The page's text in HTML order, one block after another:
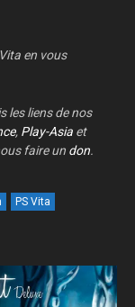
en vous
les liens de nos
, Play-Asia et
faire un don.
PS Vita